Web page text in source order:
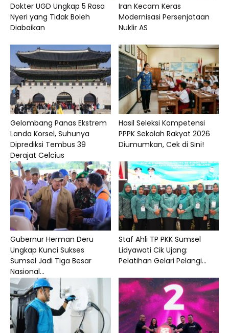
Dokter UGD Ungkap 5 Rasa
Nyeri yang Tidak Boleh
Diabaikan
Iran Kecam Keras
Modernisasi Persenjataan
Nuklir AS
Gelombang Panas Ekstrem
Landa Korsel, Suhunya
Diprediksi Tembus 39
Derajat Celcius
Hasil Seleksi Kompetensi
PPPK Sekolah Rakyat 2026
Diumumkan, Cek di Sini!
Gubernur Herman Deru
Ungkap Kunci Sukses
Sumsel Jadi Tiga Besar
Nasional...
Staf Ahli TP PKK Sumsel
Lidyawati Cik Ujang:
Pelatihan Gelari Pelangi...